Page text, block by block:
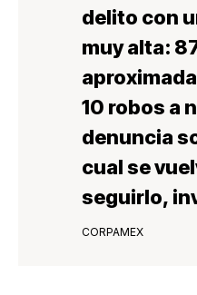
delito con
muy alta:
10 robos a
denuncia
cual se
seguirlo,
CORPAMEX